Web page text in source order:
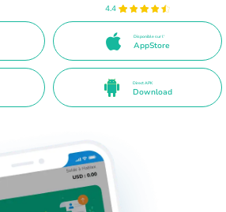
4.4
Disponible sur l'
AppStore
Direct APK
Download